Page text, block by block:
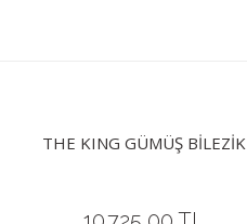
THE KING GÜMÜŞ BİLEZİK